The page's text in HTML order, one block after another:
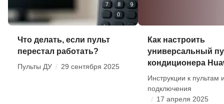
Что делать, если пульт
перестал работать?
Пульты ДУ / 29 сентября 2025
Как настроить
универсальный
кондиционера
Инструкции к пультам
подключения
/ 17 апреля 2025